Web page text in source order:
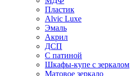
Пластик
Alvic Luxe
Эмаль
Акрил
ДСП
С патиной
Шкафы-купе с зеркалом
Матовое зеркало